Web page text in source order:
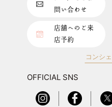
問い合わせ
店舗へのご来
店予約
コンシ
OFFICIAL SNS